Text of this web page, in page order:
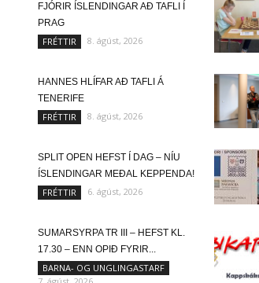
FJÓRIR ÍSLENDINGAR AÐ TAFLI Í
PRAG
FRÉTTIR 8. ágúst, 2026
HANNES HLÍFAR AÐ TAFLI Á
TENERIFE
FRÉTTIR 8. ágúst, 2026
SPLIT OPEN HEFST Í DAG – NÍU
ÍSLENDINGAR MEÐAL KEPPENDA!
FRÉTTIR 6. ágúst, 2026
SUMARSYRPA TR III – HEFST KL.
17.30 – ENN OPIÐ FYRIR...
BARNA- OG UNGLINGASTARF